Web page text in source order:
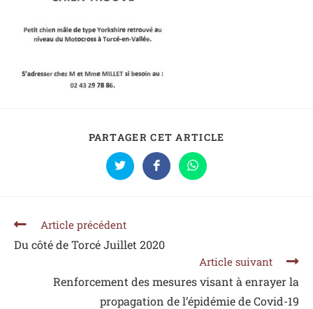
PARTAGER CET ARTICLE
Article précédent
Du côté de Torcé Juillet 2020
Article suivant
Renforcement des mesures visant à enrayer la
propagation de l’épidémie de Covid-19